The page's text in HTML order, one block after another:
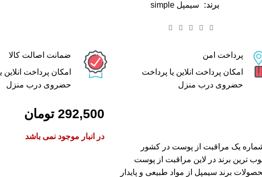
برند: سیمپل simple
پرداخت امن
امکان پرداخت انلاین یا پرداخت
حضروی درب منزل
ضمانت اصالت کالا
امکان پرداخت انلاین
حضروی درب منزل
شماره یک مراقبت از پوست در کشور
‌ترین برند در لاین مراقبت از پوست
برند سیمپل از مواد طبیعی و پایدار
292,500 تومان
در انبار موجود نمی باشد